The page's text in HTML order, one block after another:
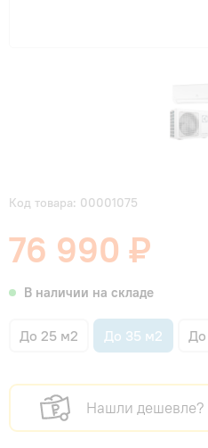
Код товара: 00001075
76 990 ₽
В наличии на складе
До 25 м2 До 35 м2
Нашли дешевле?